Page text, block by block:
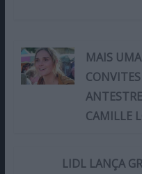
MAIS
CAMILLE
LIDL LANÇA